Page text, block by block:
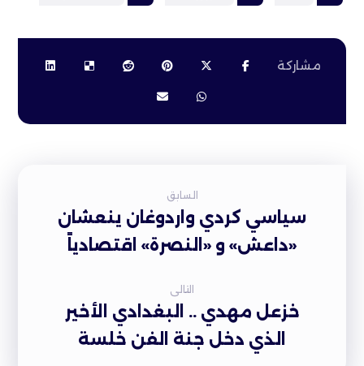
السابق
سياسي كردي واردوغان ينعشان
«داعش» و «النصرة» اقتصادياً
التالى
خزعل مهدي .. البغدادي الأخير
الذي دخل جنة الفن خلسة